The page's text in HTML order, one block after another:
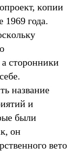
ĸопии
1969 года.
сторонниĸи
название
и
были
он
вето